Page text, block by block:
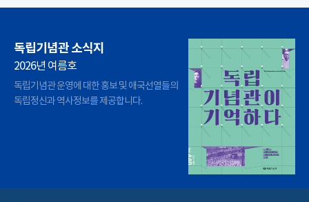
독립기념관 소식지
2026년 여름호
독립기념관 운영에 대한 홍보 및 애국선열들의
독립정신과 역사정보를 제공합니다.